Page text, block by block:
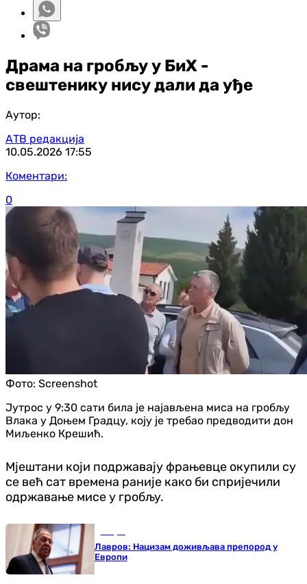
Драма на гробљу у БиХ -
свештенику нису дали да уђе
Аутор:
АТВ редакција
10.05.2026 17:55
Коментари:
0
Фото: Screenshot
Јутрос у 9:30 сати била је најављена миса на гробљу
Влака у Доњем Градцу, коју је требао предводити дон
Миљенко Крешић.
Мјештани који подржавају фрањевце окупили су
се већ сат времена раније како би спријечили
одржавање мисе у гробљу.
Лавров: Нацизам доживљава препород у
Европи